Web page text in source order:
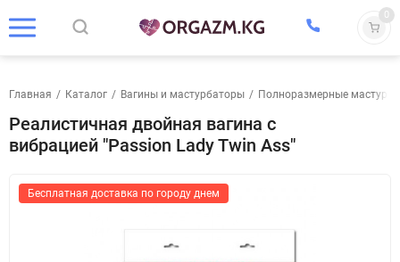
0
Главная / Каталог / Вагины и мастурбаторы / Полноразмерные
Реалистичная двойная вагина с
вибрацией "Passion Lady Twin Ass"
Бесплатная доставка по городу днем